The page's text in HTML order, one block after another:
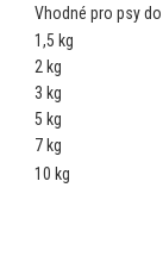
Vhodné pro psy do
1,5 kg
2 kg
3 kg
5 kg
7 kg
10 kg